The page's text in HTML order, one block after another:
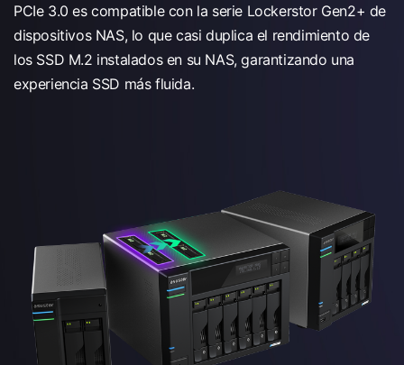
PCIe 3.0 es compatible con la serie Lockerstor Gen2+ de
dispositivos NAS, lo que casi duplica el rendimiento de
los SSD M.2 instalados en su NAS, garantizando una
experiencia SSD más fluida.